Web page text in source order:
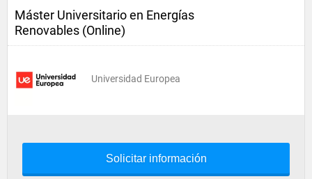
Máster Universitario en Energías
Renovables (Online)
Universidad Europea
Solicitar información